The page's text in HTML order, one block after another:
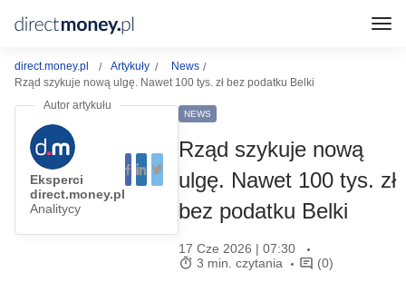
direct.money.pl Artykuły
News
Rząd szykuje nową ulgę. Nawet 100 tys. zł bez podatku Belki
Eksperci
direct.money.pl
Analitycy
NEWS
Rząd szykuje nową
ulgę. Nawet 100 tys. zł
bez podatku Belki
17 Cze 2026 | 07:30
3 min. czytania
(0)